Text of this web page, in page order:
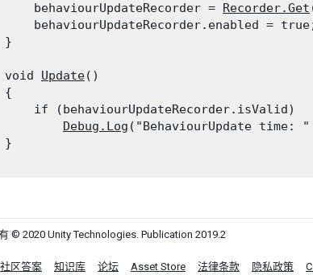
behaviourUpdateRecorder =
Recorder.Get
behaviourUpdateRecorder.enabled =
}
void
Update()
{
if (behaviourUpdateRecorder.isValid)
Debug.Log ("BehaviourUpdate time: "
}
© 2020 Unity Technologies. Publication 2019.2
社区答案 知识库 论坛 Asset Store 法律条款 隐私政策